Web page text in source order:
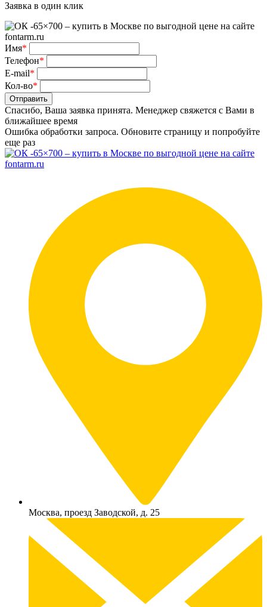
Заявка в один клик
Имя*
Телефон*
E-mail*
Кол-во*
Отправить
Спасибо, Ваша заявка принята. Менеджер свяжется с Вами в
ближайшее время
Ошибка обработки запроса. Обновите страницу и попробуйте
еще раз
Москва, проезд Заводской, д. 25